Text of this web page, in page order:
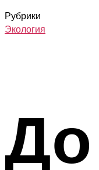
Рубрики
Экология